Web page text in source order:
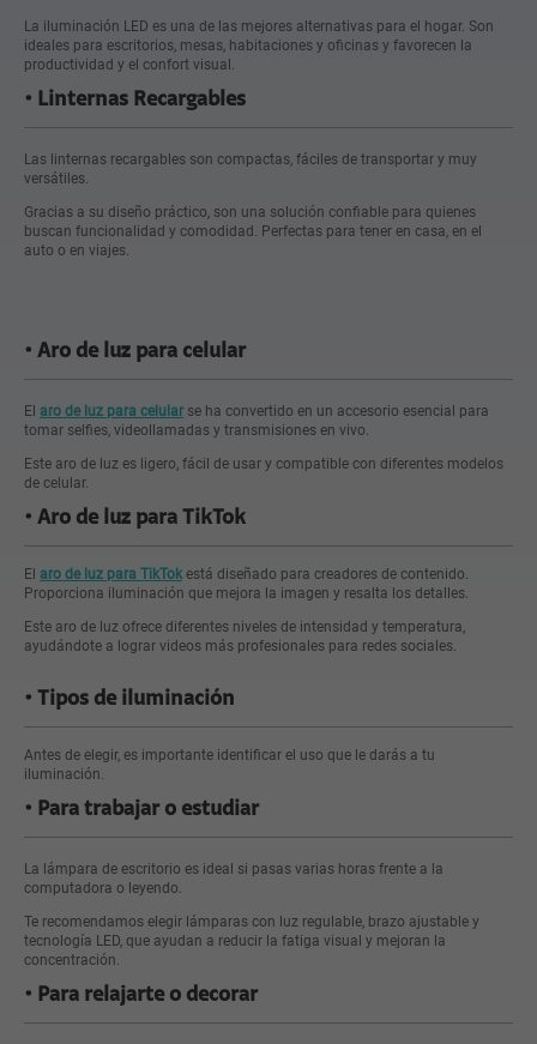
La iluminación LED es una de las mejores alternativas para el hogar. Son
ideales para escritorios, mesas, habitaciones y oficinas y favorecen la
productividad y el confort visual.
Linternas Recargables
Las linternas recargables son compactas, fáciles de transportar y muy
versátiles.
Gracias a su diseño práctico, son una solución confiable para quienes
buscan funcionalidad y comodidad. Perfectas para tener en casa, en el
auto o en viajes.
Aro de luz para celular
El aro de luz para celularse ha convertido en un accesorio esencial para
tomar selfies, videollamadas y transmisiones en vivo.
Este aro de luz es ligero, fácil de usar y compatible con diferentes modelos
de celular.
Aro de luz para TikTok
El aro de luz para TikTokestá diseñado para creadores de contenido.
Proporciona iluminación que mejora la imagen y resalta los detalles.
Este aro de luz ofrece diferentes niveles de intensidad y temperatura,
ayudándote a lograr videos más profesionales para redes sociales.
Tipos de iluminación
Antes de elegir, es importante identificar el uso que le darás a tu
iluminación.
Para trabajar o estudiar
La lámpara de escritorio es ideal si pasas varias horas frente a la
computadora o leyendo.
Te recomendamos elegir lámparas con luz regulable, brazo ajustable y
tecnología LED, que ayudan a reducir la fatiga visual y mejoran la
concentración.
Para relajarte o decorar